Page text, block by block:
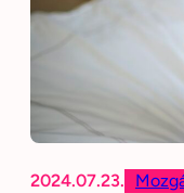
2024.07.23.